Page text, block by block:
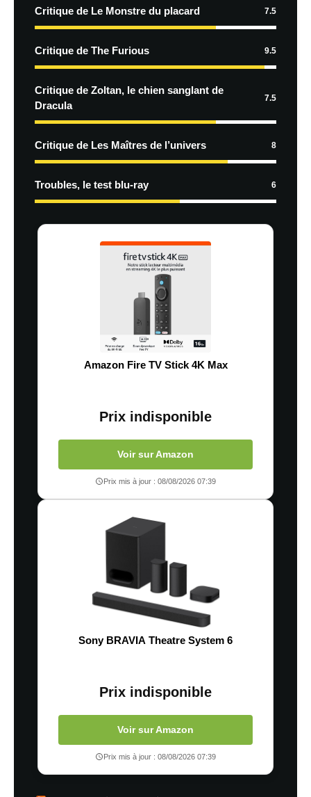
Critique de Le Monstre du placard 7.5
Critique de The Furious 9.5
Critique de Zoltan, le chien sanglant de
Dracula
7.5
Critique de Les Maîtres de l’univers 8
Troubles, le test blu-ray 6
Amazon Fire TV Stick 4K Max
Prix indisponible
Voir sur Amazon
Prix mis à jour : 08/08/2026 07:39
Sony BRAVIA Theatre System 6
Prix indisponible
Voir sur Amazon
Prix mis à jour : 08/08/2026 07:39